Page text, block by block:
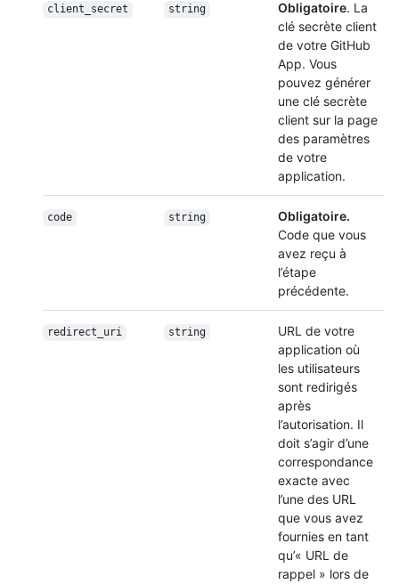
client_secret string Obligatoire. La
clé secrète client
de votre GitHub
App. Vous
pouvez générer
une clé secrète
client sur la page
des paramètres
de votre
application.
code string
Obligatoire.
Code que vous
avez reçu à
l’étape
précédente.
redirect_uri string
URL de votre
application où
les utilisateurs
sont redirigés
après
l’autorisation. Il
doit s’agir d’une
correspondance
exacte avec
l’une des URL
que vous avez
fournies en tant
qu’« URL de
rappel » lors de